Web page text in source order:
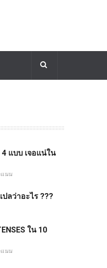
แบบ เจอแน่ใน
แนน
ลว่าอะไร ???
ใน 10
แนน